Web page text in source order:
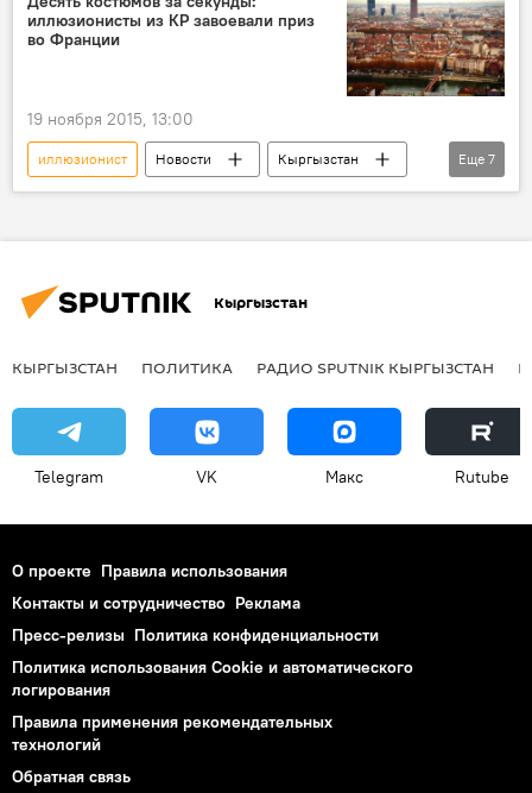
иллюзионисты из КР завоевали приз
во Франции
19 ноября 2015, 13:00
иллюзионист Новости
Кыргызстан
Культура
В мире
Радислав Сафин
Еще 7
Кыргызстан
КЫРГЫЗСТАН ПОЛИТИКА РАДИО SPUTNIK КЫРГЫЗСТАН
Telegram VK Макс Rutube
О проекте Правила использования
Контакты и сотрудничество Реклама
Пресс-релизы Политика конфиденциальности
Политика использования Cookie и автоматического
логирования
Правила применения рекомендательных
технологий
Обратная связь